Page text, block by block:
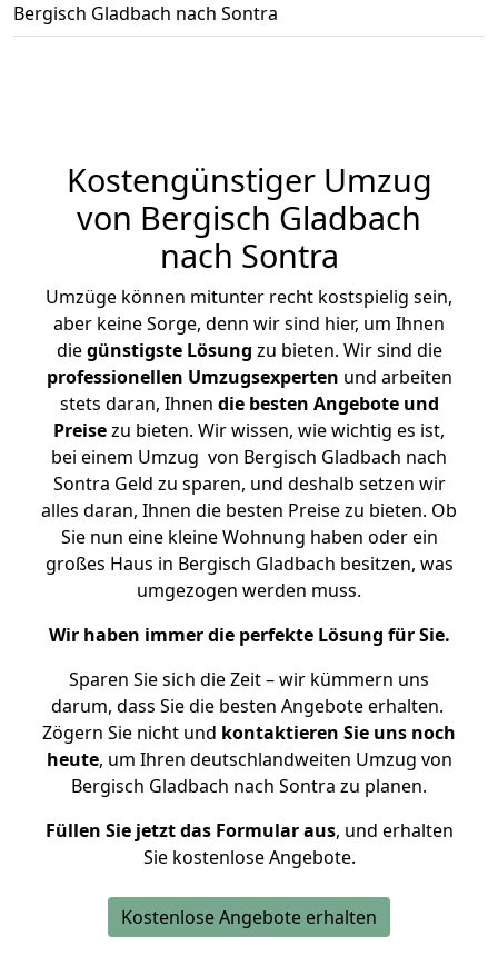
Bergisch Gladbach nach Sontra
Kostengünstiger Umzug
von Bergisch Gladbach
nach Sontra
Umzüge können mitunter recht kostspielig sein,
aber keine Sorge, denn wir sind hier, um Ihnen
diegünstigste Lösung zu bieten. Wir sind die
professionellen Umzugsexperten und arbeiten
stets daran, Ihnen die besten Angebote und
Preisezu bieten. Wir wissen, wie wichtig es ist,
bei einem Umzug von Bergisch Gladbach nach
Sontra Geld zu sparen, und deshalb setzen wir
alles daran, Ihnen die besten Preise zu bieten. Ob
Sie nun eine kleine Wohnung haben oder ein
großes Haus in Bergisch Gladbach besitzen, was
umgezogen werden muss.
Wir haben immer die perfekte Lösung für Sie.
Sparen Sie sich die Zeit – wir kümmern uns
darum, dass Sie die besten Angebote erhalten.
Zögern Sie nicht und kontaktieren Sie uns noch
heute, um Ihren deutschlandweiten Umzug von
Bergisch Gladbach nach Sontra zu planen.
Füllen Sie jetzt das Formular aus, und erhalten
Sie kostenlose Angebote.
Kostenlose Angebote erhalten